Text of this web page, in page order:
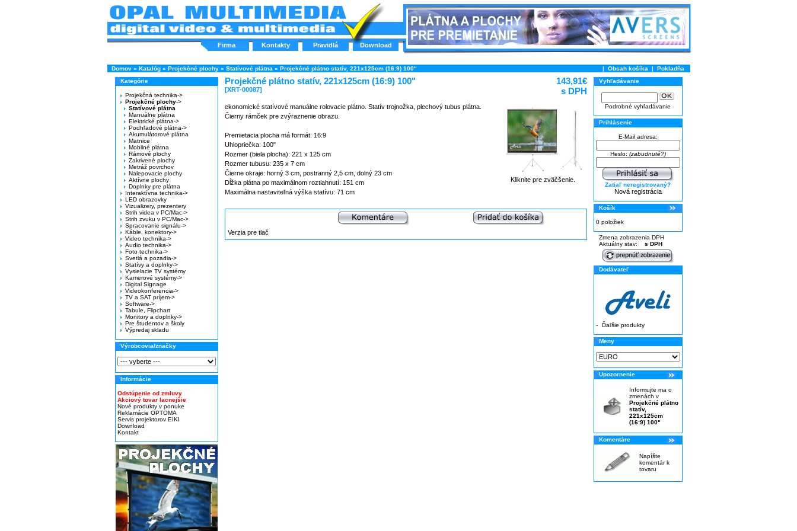
Firma Kontakty Pravidlá Download
Domov» Katalóg» Projekčné plochy» Statívové plátna » Projekčné plátno statív, 221x125cm (16:9) 100" | Obsah košíka | Pokladňa
Kategórie
Projekčná technika->
Projekčné plochy->
Statívové plátna
Manuálne plátna
Elektrické plátna->
Podhľadové plátna->
Akumulátorové plátna
Matnice
Mobilné plátna
Rámové plochy
Zakrivené plochy
Metráž povrchov
Nalepovacie plochy
Aktívne plochy
Doplnky pre plátna
Interaktívna technika->
LED obrazovky
Vizualizery, prezentery
Strih videa v PC/Mac->
Strih zvuku v PC/Mac->
Spracovanie signálu->
Káble, konektory->
Video technika->
Audio technika->
Foto technika->
Svetlá a pozadia->
Statívy a doplnky->
Vysielacie TV systémy
Kamerové systémy->
Digital Signage
Videokonferencia->
TV a SAT príjem->
Software->
Tabule, Flipchart
Monitory a doplnky->
Pre študentov a školy
Výpredaj skladu
Výrobcovia/značky
Informácie
Odstúpenie od zmluvy
Akciový tovar lacnejšie
Nové produkty v ponuke
Reklamácie OPTOMA
Servis projektorov EIKI
Download
Kontakt
Projekčné plátno statív, 221x125cm (16:9) 100"
[XRT-00087]
143,91€
s DPH
Kliknite pre zväčšenie.
ekonomické statívové manuálne rolovacie plátno. Statív trojnožka, plechový tubus plátna.
Čierny rámček pre zvýraznenie obrazu.
Premietacia plocha má formát: 16:9
Uhlopriečka: 100"
Rozmer (biela plocha): 221 x 125 cm
Rozmer tubusu: 235 x 7 cm
Čierne okraje: horný 3 cm, postranný 2,5 cm, dolný 23 cm
Dĺžka plátna po maximálnom roztiahnutí: 151 cm
Maximálna nastaviteľná výška statívu: 71 cm
Verzia pre tlač
Vyhľadávanie
Podrobné vyhľadávanie
Prihlásenie
E-Mail adresa:
Heslo: (zabudnuté?)
Zatiaľ neregistrovaný?
Nová registrácia
Košík
0 položiek
Zmena zobrazenia DPH
Aktuálny stav: s DPH
Dodávateľ
- Ďaľšie produkty
Meny
Upozornenie
Informujte ma o
zmenách v
Projekčné plátno
statív,
221x125cm
(16:9) 100"
Komentáre
Napíšte
komentár k
tovaru